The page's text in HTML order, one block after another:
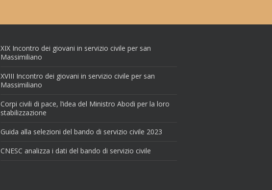
XIX Incontro dei giovani in servizio civile per san
Massimiliano
XVIII Incontro dei giovani in servizio civile per san
Massimiliano
Corpi civili di pace, l’idea del Ministro Abodi per la loro
stabilizzazione
Guida alla selezioni del bando di servizio civile 2023
CNESC analizza i dati del bando di servizio civile